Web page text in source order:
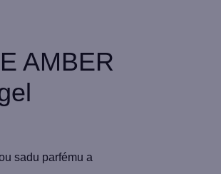
AMBER
sadu parfému a